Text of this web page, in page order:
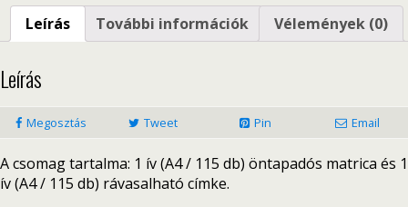
Leírás További információk Vélemények (0)
Leírás
Megosztás Tweet Pin Email
A csomag tartalma: 1 ív (A4 / 115 db) öntapadós matrica és 1
ív (A4 / 115 db) rávasalható címke.